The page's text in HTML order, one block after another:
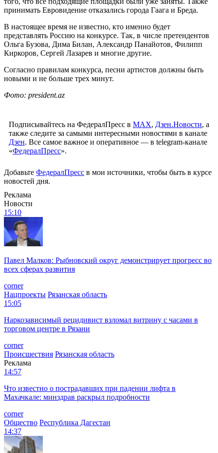
принимать Евровидение отказались города Гаага и Бреда.
В настоящее время не известно, кто именно будет
представлять Россию на конкурсе. Так, в числе претендентов
Ольга Бузова, Дима Билан, Александр Панайотов, Филипп
Киркоров, Сергей Лазарев и многие другие.
Согласно правилам конкурса, песни артистов должны быть
новыми и не больше трех минут.
Фото: president.az
Подписывайтесь на ФедералПресс в МАХ, Дзен.Новости, а
также следите за самыми интересными новостями в канале
Дзен. Все самое важное и оперативное — в telegram-канале
«ФедералПресс».
Добавьте ФедералПресс в мои источники, чтобы быть в курсе
новостей дня.
Реклама
Новости
15:10
Павел Малков: Рыбновский округ демонстрирует прогресс во
всех сферах развития
corner
Нацпроекты Рязанская область
15:05
Наркозависимый рецидивист взломал витрину с часами в
торговом центре в Рязани
corner
Происшествия Рязанская область
Реклама
14:57
Что известно о пострадавших при падении лифта в
Махачкале: минздрав раскрыл подробности
corner
Общество Республика Дагестан
14:37